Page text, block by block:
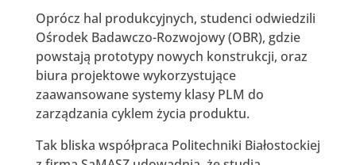
Oprócz hal produkcyjnych, studenci odwiedzili
Ośrodek Badawczo-Rozwojowy (OBR), gdzie
powstają prototypy nowych konstrukcji, oraz
biura projektowe wykorzystujące
zaawansowane systemy klasy PLM do
zarządzania cyklem życia produktu.
Tak bliska współpraca Politechniki Białostockiej